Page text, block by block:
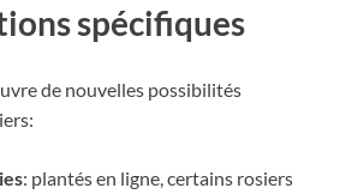
spécifiques
de nouvelles possibilités
: plantés en ligne, certains rosiers